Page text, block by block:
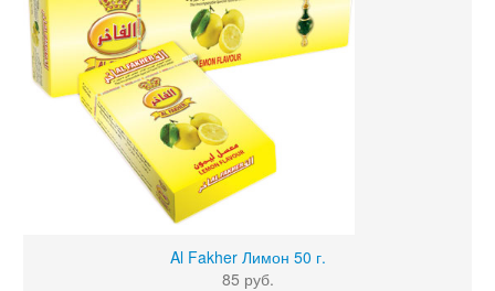
Al Fakher Лимон 50 г.
85 руб.